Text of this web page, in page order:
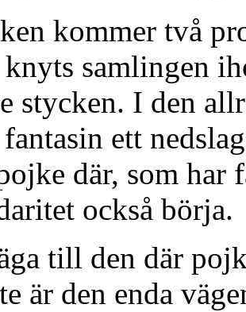
kommer två
samlingen
stycken. I den
ett
där, som har
också börja.
till den där
är den enda